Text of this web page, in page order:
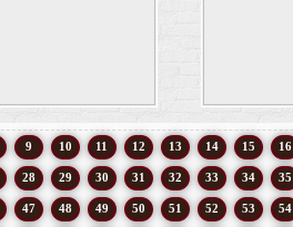
9 10 11 12 13 14 15 16
28 29 30 31 32 33 34 35
47 48 49 50 51 52 53 54